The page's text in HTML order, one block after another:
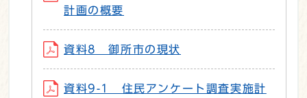
計画の概要
資料8 御所市の現状
資料9-1 住民アンケート調査実施計